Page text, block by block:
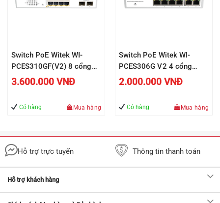
Switch PoE Witek WI-
PCES310GF(V2) 8 cổng
RJ45 10/100/1000Mbps,
3.600.000 VNĐ
Có hàng Mua hàng
Switch PoE Witek WI-
PCES306G V2 4 cổng
RJ45 10/100/1000Mbps
2.000.000 VNĐ
Có hàng Mua hàng
Hỗ trợ trực tuyến Thông tin thanh toán
Hỗ trợ khách hàng